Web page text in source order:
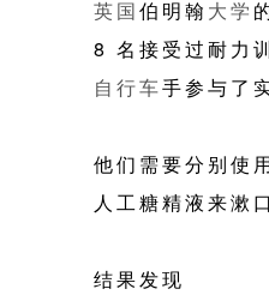
英国伯明翰 大学
8 名接受过耐力
自行车手参与了
他们需要分别使用
人工糖精液来漱口
结果发现